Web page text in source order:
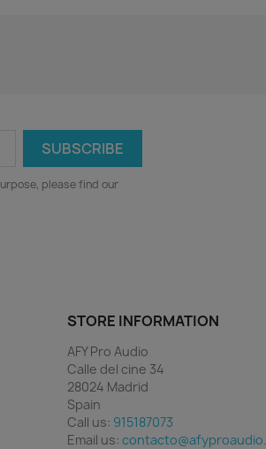
please find our
STORE INFORMATION
AFY Pro Audio
Calle del cine 34
28024 Madrid
Spain
Call us: 915187073
Email us: